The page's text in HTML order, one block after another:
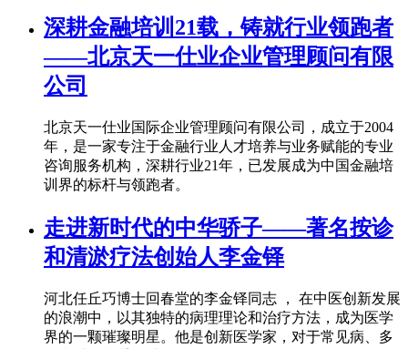
深耕金融培训21载，铸就行业领跑者
——北京天一仕业企业管理顾问有限
公司
北京天一仕业国际企业管理顾问有限公司，成立于2004
年，是一家专注于金融行业人才培养与业务赋能的专业
咨询服务机构，深耕行业21年，已发展成为中国金融培
训界的标杆与领跑者。
走进新时代的中华骄子——著名按诊
和清淤疗法创始人李金铎
河北任丘巧博士回春堂的李金铎同志 ， 在中医创新发展
的浪潮中，以其独特的病理理论和治疗方法，成为医学
界的一颗璀璨明星。他是创新医学家，对于常见病、多